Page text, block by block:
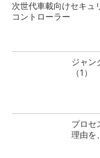
次世代車載向けセキュ
コントローラー
ジャン
（1）
プロセ
理由を